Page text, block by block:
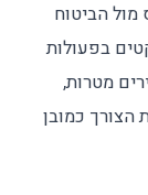
הביטוח
בפעולות
מטרות,
הצורך כמובן